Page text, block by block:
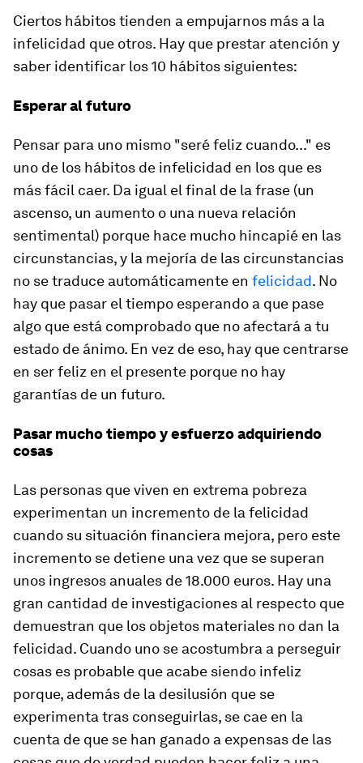
Ciertos hábitos tienden a empujarnos más a la
infelicidad que otros. Hay que prestar atención y
saber identificar los 10 hábitos siguientes:
Esperar al futuro
Pensar para uno mismo "seré feliz cuando..." es
uno de los hábitos de infelicidad en los que es
más fácil caer. Da igual el final de la frase (un
ascenso, un aumento o una nueva relación
sentimental) porque hace mucho hincapié en las
circunstancias, y la mejoría de las circunstancias
no se traduce automáticamente en felicidad. No
hay que pasar el tiempo esperando a que pase
algo que está comprobado que no afectará a tu
estado de ánimo. En vez de eso, hay que centrarse
en ser feliz en el presente porque no hay
garantías de un futuro.
Pasar mucho tiempo y esfuerzo adquiriendo
cosas
Las personas que viven en extrema pobreza
experimentan un incremento de la felicidad
cuando su situación financiera mejora, pero este
incremento se detiene una vez que se superan
unos ingresos anuales de 18.000 euros. Hay una
gran cantidad de investigaciones al respecto que
demuestran que los objetos materiales no dan la
felicidad. Cuando uno se acostumbra a perseguir
cosas es probable que acabe siendo infeliz
porque, además de la desilusión que se
experimenta tras conseguirlas, se cae en la
cuenta de que se han ganado a expensas de las